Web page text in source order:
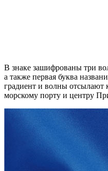
В знаке зашифрованы три
а также первая буква
градиент и волны
морскому порту и центру